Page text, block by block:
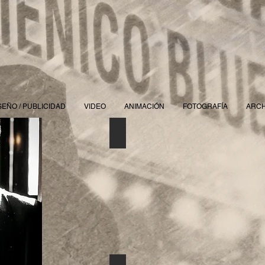
Describe
imagen
/ PUBLICIDAD VIDEO ANIMACIÓN FOTOGRAFÍA